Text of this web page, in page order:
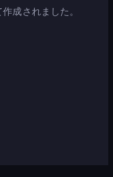
成されました。